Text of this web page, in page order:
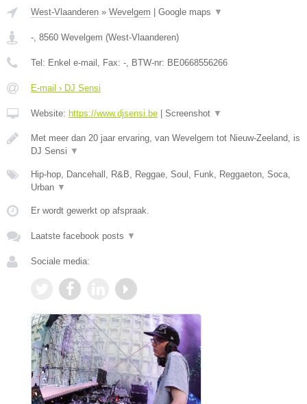
West-Vlaanderen » Wevelgem | Google maps ▼
- 8560 Wevelgem (West-Vlaanderen)
Tel: Enkel e-mail , Fax: - , BTW-nr: BE0668556266
E-mail › DJ Sensi
Website: https://www.djsensi.be | Screenshot ▼
Met meer dan 20 jaar ervaring, van Wevelgem tot Nieuw-Zeeland, is
DJ Sensi ▼
Hip-hop, Dancehall, R&B, Reggae, Soul, Funk, Reggaeton, Soca,
Urban ▼
Er wordt gewerkt op afspraak.
Laatste facebook posts ▼
Sociale media: